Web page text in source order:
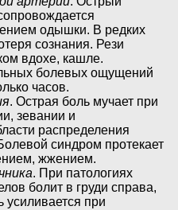
одышки. В редких
сознания. Рези
вдохе, кашле.
болевых ощущений
часов.
. Острая боль мучает при
зевании и
распределения
синдром протекает
жжением.
. При патологиях
болит в груди справа,
усиливается при